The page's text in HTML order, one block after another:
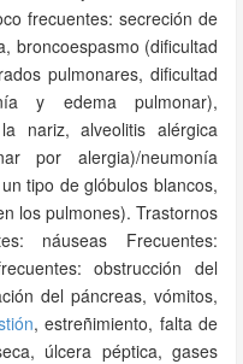
frecuentes: secreción de
broncoespasmo (dificultad
pulmonares, dificultad
y edema pulmonar),
nariz, alveolitis alérgica
por alergia)/neumonía
tipo de glóbulos blancos,
los pulmones). Trastornos
náuseas Frecuentes:
obstrucción del
del páncreas, vómitos,
, estreñimiento, falta de
úlcera péptica, gases